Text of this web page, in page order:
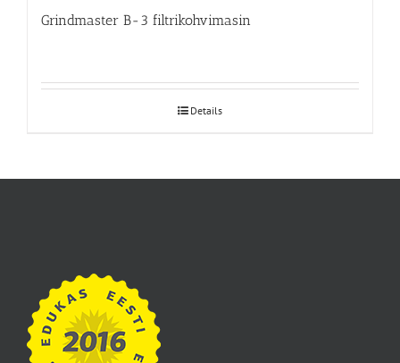
Grindmaster B-3 filtrikohvimasin
Details